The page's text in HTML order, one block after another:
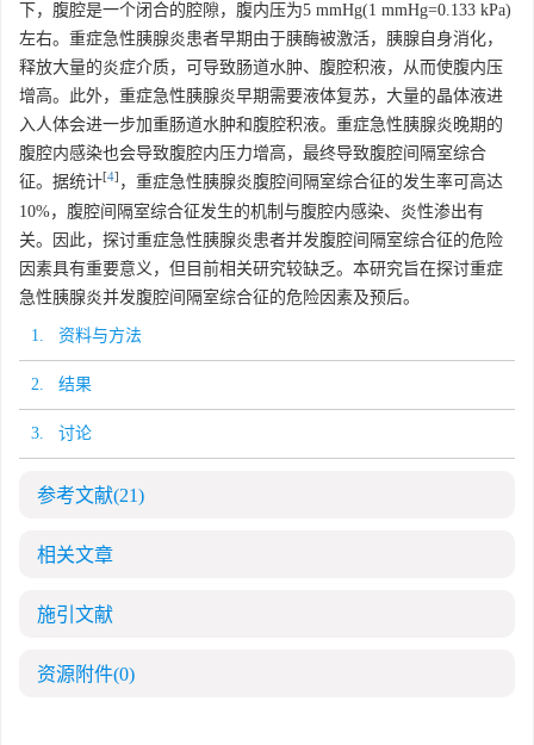
下，腹腔是一个闭合的腔隙，腹内压为5 mmHg(1 mmHg=0.133 kPa)
左右。重症急性胰腺炎患者早期由于胰酶被激活，胰腺自身消化，
释放大量的炎症介质，可导致肠道水肿、腹腔积液，从而使腹内压
增高。此外，重症急性胰腺炎早期需要液体复苏，大量的晶体液进
入人体会进一步加重肠道水肿和腹腔积液。重症急性胰腺炎晚期的
腹腔内感染也会导致腹腔内压力增高，最终导致腹腔间隔室综合
征。据统计[4] ，重症急性胰腺炎腹腔间隔室综合征的发生率可高达
10%，腹腔间隔室综合征发生的机制与腹腔内感染、炎性渗出有
关。因此，探讨重症急性胰腺炎患者并发腹腔间隔室综合征的危险
因素具有重要意义，但目前相关研究较缺乏。本研究旨在探讨重症
急性胰腺炎并发腹腔间隔室综合征的危险因素及预后。
1. 资料与方法
2. 结果
3. 讨论
参考文献(21)
相关文章
施引文献
资源附件(0)